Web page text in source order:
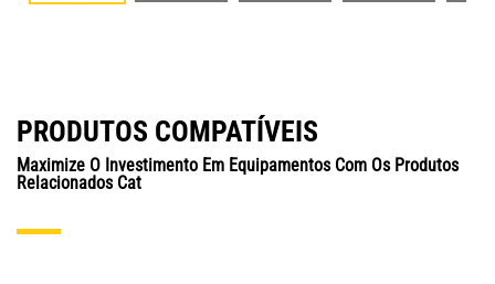
PRODUTOS COMPATÍVEIS
Maximize O Investimento Em Equipamentos Com Os Produtos
Relacionados Cat